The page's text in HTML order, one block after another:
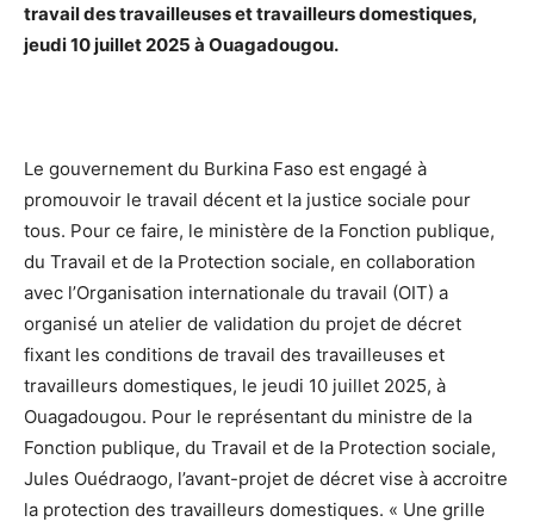
travail des travailleuses et travailleurs domestiques,
jeudi 10 juillet 2025 à Ouagadougou.
Le gouvernement du Burkina Faso est engagé à
promouvoir le travail décent et la justice sociale pour
tous. Pour ce faire, le ministère de la Fonction publique,
du Travail et de la Protection sociale, en collaboration
avec l’Organisation internationale du travail (OIT) a
organisé un atelier de validation du projet de décret
fixant les conditions de travail des travailleuses et
travailleurs domestiques, le jeudi 10 juillet 2025, à
Ouagadougou. Pour le représentant du ministre de la
Fonction publique, du Travail et de la Protection sociale,
Jules Ouédraogo, l’avant-projet de décret vise à accroitre
la protection des travailleurs domestiques. « Une grille